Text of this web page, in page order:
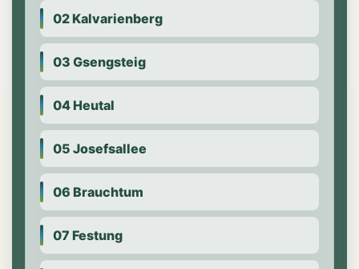
02 Kalvarienberg
03 Gsengsteig
04 Heutal
05 Josefsallee
06 Brauchtum
07 Festung